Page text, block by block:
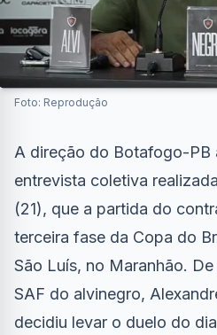
Foto: Reprodução
A direção do Botafogo-PB
entrevista coletiva
(21), que a partida do
terceira fase da Copa do
São Luís, no Maranhão.
SAF do alvinegro,
decidiu levar o duelo do